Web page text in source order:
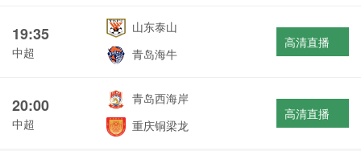
19:35
中超
山东泰山
青岛海牛
高清直播
20:00
中超
青岛西海岸
重庆铜梁龙
高清直播